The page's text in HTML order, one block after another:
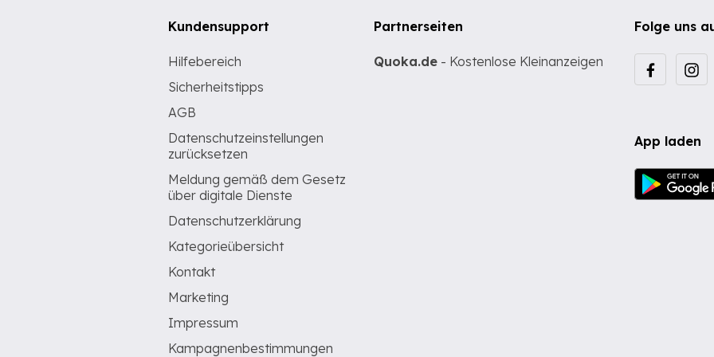
Folge uns
App laden
Kundensupport
Hilfebereich
Sicherheitstipps
AGB
Datenschutzeinstellungen
zurücksetzen
Meldung gemäß dem Gesetz
über digitale Dienste
Datenschutzerklärung
Kategorieübersicht
Kontakt
Marketing
Impressum
Kampagnenbestimmungen
Partnerseiten
Quoka.de - Kostenlose Kleinanzeigen